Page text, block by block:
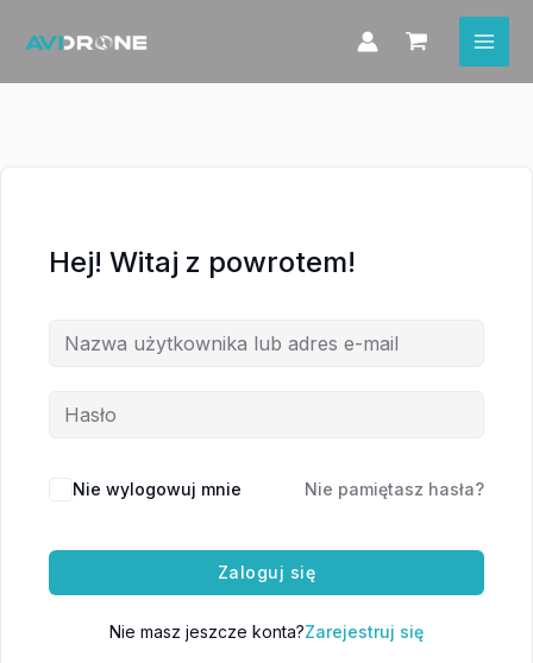
Hej! Witaj z powrotem!
Nie wylogowuj mnie Nie pamiętasz hasła?
Zaloguj się
Nie masz jeszcze konta?Zarejestruj się